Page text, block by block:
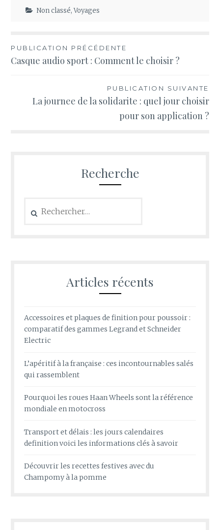
Non classé,Voyages
Navigation
de
PUBLICATION PRÉCÉDENTE
Casque audio sport : Comment le choisir ?
PUBLICATION SUIVANTE
La journee de la solidarite : quel jour choisir
pour son application ?
Recherche
Articles récents
Accessoires et plaques de finition pour poussoir :
comparatif des gammes Legrand et Schneider
Electric
L’apéritif à la française : ces incontournables salés
qui rassemblent
Pourquoi les roues Haan Wheels sont la référence
mondiale en motocross
Transport et délais : les jours calendaires
definition voici les informations clés à savoir
Découvrir les recettes festives avec du
Champomy à la pomme